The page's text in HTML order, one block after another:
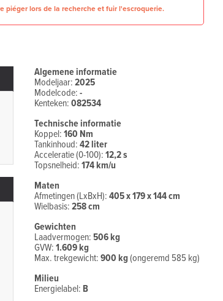
piéger lors de la recherche et fuir l'escroquerie.
Algemene informatie
Modeljaar:2025
Modelcode:-
Kenteken:082534
Technische informatie
Koppel:160 Nm
Tankinhoud:42 liter
Acceleratie (0-100):12,2 s
Topsnelheid:174 km/u
Maten
Afmetingen (LxBxH):405 x 179 x 144 cm
Wielbasis:258 cm
Gewichten
Laadvermogen:506 kg
GVW:1.609 kg
Max. trekgewicht:900 kg(ongeremd 585 kg)
Milieu
Energielabel: B